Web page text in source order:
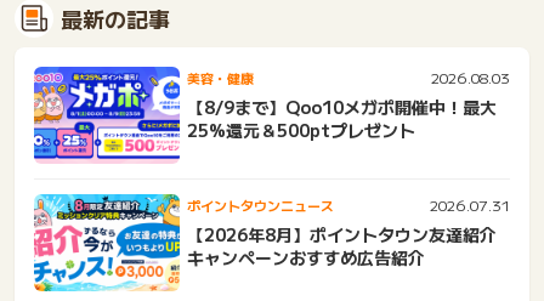
最新の記事
美容・健康 2026.08.03
【8/9まで】Qoo10メガポ開催中！最大
25%還元＆500ptプレゼント
ポイントタウンニュース 2026.07.31
【2026年8月】ポイントタウン友達紹介
キャンペーンおすすめ広告紹介